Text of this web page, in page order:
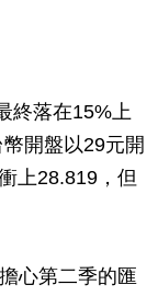
終落在15%上
開盤以29元開
上28.819，但
心第二季的匯